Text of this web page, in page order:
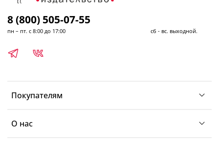
Покупателям
О нас
8 (800) 505-07-55
пн – пт. с 8:00 до 17:00 сб - вс. выходной.